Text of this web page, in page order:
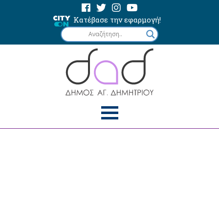
Κατέβασε την εφαρμογή!